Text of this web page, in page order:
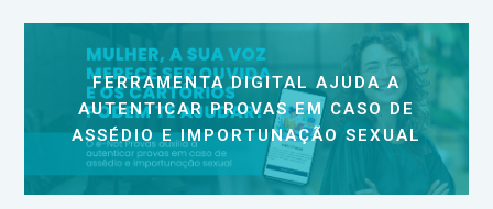
FERRAMENTA DIGITAL AJUDA A
AUTENTICAR PROVAS EM CASO DE
ASSÉDIO E IMPORTUNAÇÃO SEXUAL